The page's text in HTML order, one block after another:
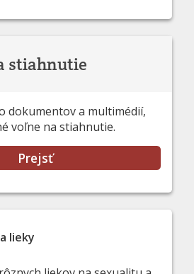
stiahnutie
dokumentov a multimédií,
voľne na stiahnutie.
Prejsť
lieky